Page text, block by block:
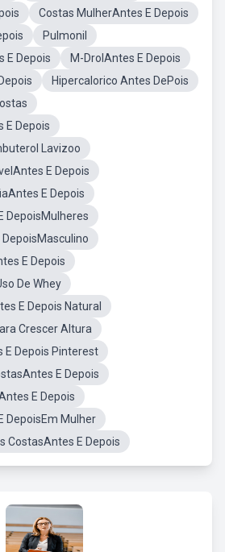
Costas MulherAntes E Depois
Pulmonil
E Depois
M-DrolAntes E Depois
Hipercalorico Antes DePois
E Depois
Lavizoo
E Depois
E Depois
DepoisMulheres
E Depois
De Whey
E Depois Natural
Crescer Altura
E Depois Pinterest
E Depois
E Depois
DepoisEm Mulher
CostasAntes E Depois